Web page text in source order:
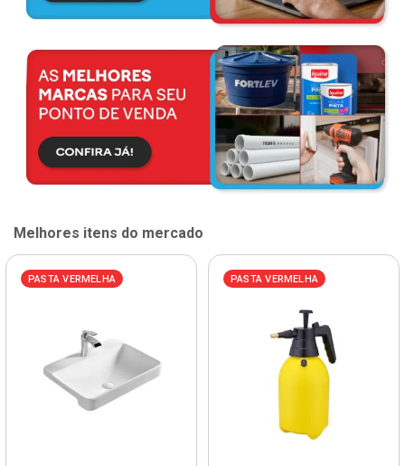
Melhores itens do mercado
PASTA VERMELHA PASTA VERMELHA